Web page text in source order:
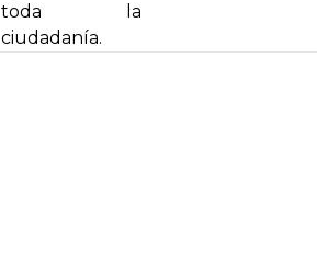
toda la
ciudadanía.